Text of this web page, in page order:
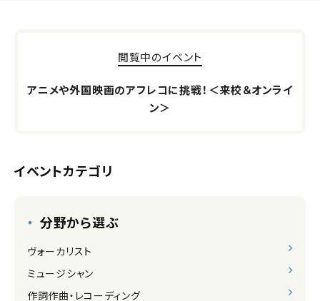
閲覧中のイベント
アニメや外国映画のアフレコに挑戦！＜来校＆オンライ
ン＞
イベントカテゴリ
分野から選ぶ
ヴォーカリスト
ミュージシャン
作詞作曲・レコーディング